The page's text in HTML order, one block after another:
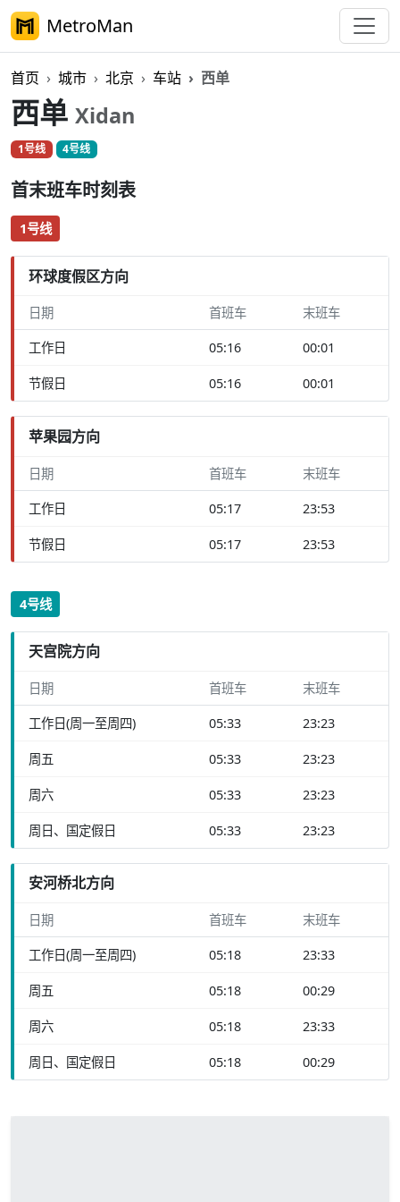
MetroMan
首页 城市 北京 车站 西单
西单 Xidan
1号线 4号线
首末班车时刻表
1号线
环球度假区方向
日期 首班车 末班车
工作日 05:16 00:01
节假日 05:16 00:01
苹果园方向
日期 首班车 末班车
工作日 05:17 23:53
节假日 05:17 23:53
4号线
天宫院方向
日期 首班车 末班车
工作日(周一至周四) 05:33 23:23
周五 05:33 23:23
周六 05:33 23:23
周日、国定假日 05:33 23:23
安河桥北方向
日期 首班车 末班车
工作日(周一至周四) 05:18 23:33
周五 05:18 00:29
周六 05:18 23:33
周日、国定假日 05:18 00:29